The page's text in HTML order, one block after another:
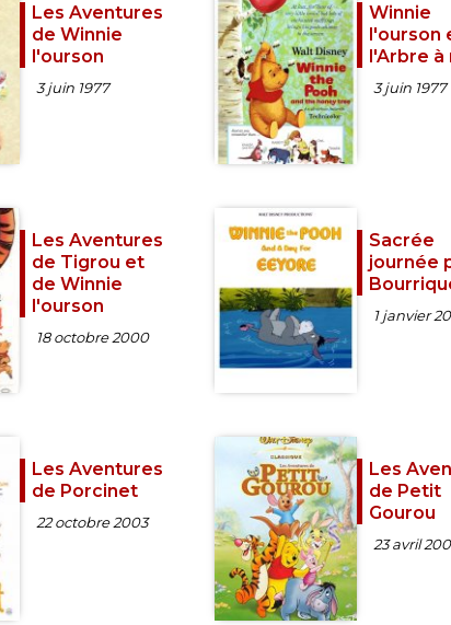
Les Aventures
de Winnie
l'ourson
3 juin 1977
Winnie
l'ourson
l'Arbre à
3 juin 1977
Les Aventures
de Tigrou et
de Winnie
l'ourson
18 octobre 2000
Sacrée
journée
1 janvier
Les Aventures
de Porcinet
22 octobre 2003
Les
de Petit
Gourou
23 avril